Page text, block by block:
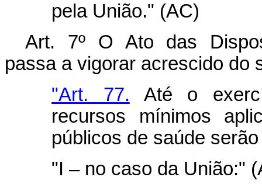
pela União." (AC)
Art. 7º O Ato das
passa a vigorar acrescido do
"Art. 77. Até o
recursos mínimos
públicos de saúde
"I – no caso da União:"